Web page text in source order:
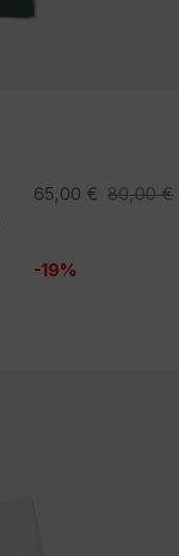
80,00€
El
era:
65,00 €
El
es:
-19%